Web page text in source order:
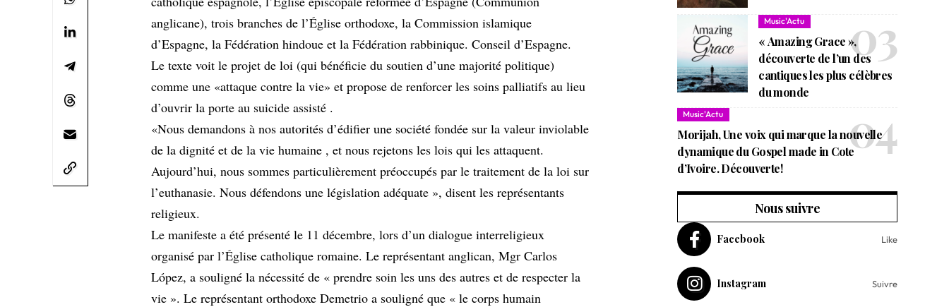
anglicane), trois branches de l’Église orthodoxe, la Commission islamique
d’Espagne, la Fédération hindoue et la Fédération rabbinique. Conseil d’Espagne.
Le texte voit le projet de loi (qui bénéficie du soutien d’une majorité politique)
comme une «attaque contre la vie» et propose de renforcer les soins palliatifs au lieu
d’ouvrir la porte au suicide assisté .
«Nous demandons à nos autorités d’édifier une société fondée sur la valeur inviolable
de la dignité et de la vie humaine , et nous rejetons les lois qui les attaquent.
Aujourd’hui, nous sommes particulièrement préoccupés par le traitement de la loi sur
l’euthanasie. Nous défendons une législation adéquate », disent les représentants
religieux.
Le manifeste a été présenté le 11 décembre, lors d’un dialogue interreligieux
organisé par l’Église catholique romaine. Le représentant anglican, Mgr Carlos
López, a souligné la nécessité de « prendre soin les uns des autres et de respecter la
vie ». Le représentant orthodoxe Demetrio a souligné que « le corps humain
Music'Actu
« Amazing Grace »,
découverte de l’un des
cantiques les plus célèbres
du monde
Music'Actu
Morijah, Une voix qui marque la nouvelle
dynamique du Gospel made in Cote
d’Ivoire. Découverte!
Nous suivre
Facebook Like
Instagram Suivre